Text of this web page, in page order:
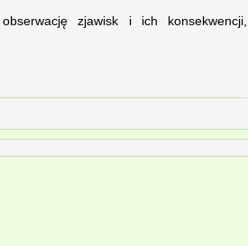
zjawisk i ich konsekwencji,